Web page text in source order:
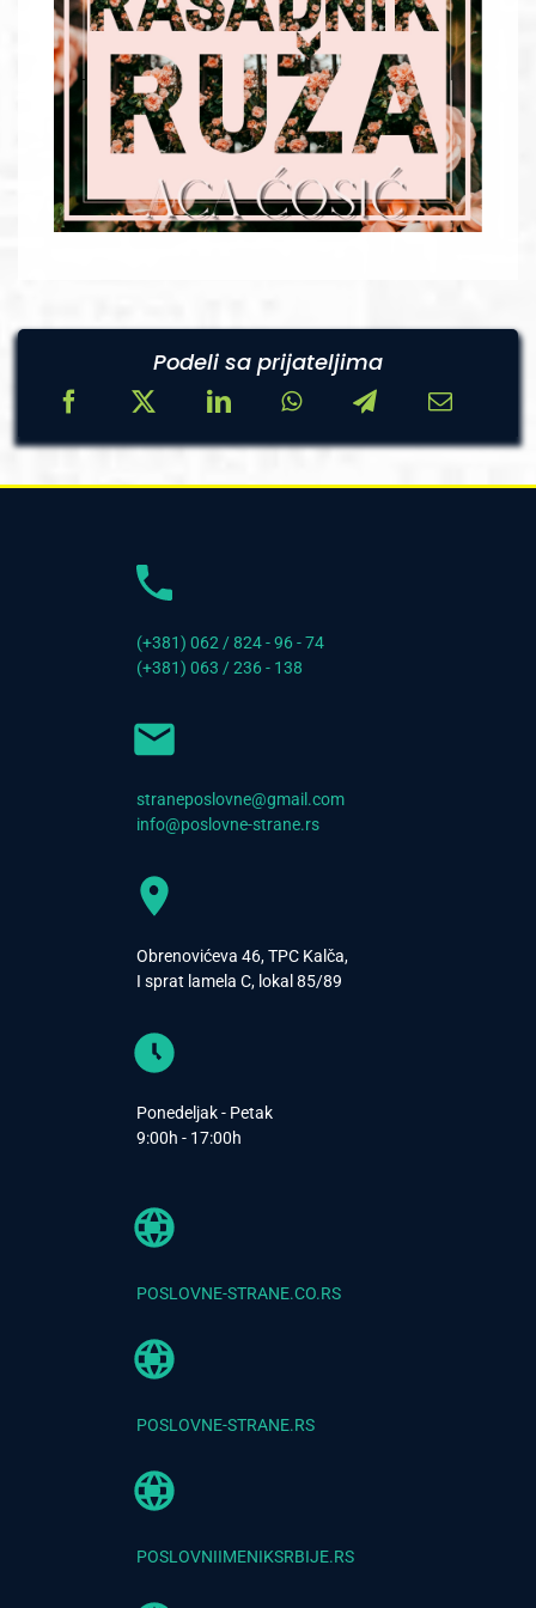
Podeli sa prijateljima
(+381) 062 / 824 - 96 - 74
(+381) 063 / 236 - 138
straneposlovne@gmail.com
info@poslovne-strane.rs
Obrenovićeva 46, TPC Kalča,
I sprat lamela C, lokal 85/89
Ponedeljak - Petak
9:00h - 17:00h
POSLOVNE-STRANE.CO.RS
POSLOVNE-STRANE.RS
POSLOVNIIMENIKSRBIJE.RS